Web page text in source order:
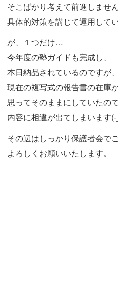
そこばかり考えて前進しません
具体的対策を講じて運用して
が、１つだけ…
今年度の塾ガイドも完成し、
本日納品されているのですが、
現在の複写式の報告書の在庫
思ってそのままにしていたので
内容に相違が出てしまいます(-
その辺はしっかり保護者会で
よろしくお願いいたします。